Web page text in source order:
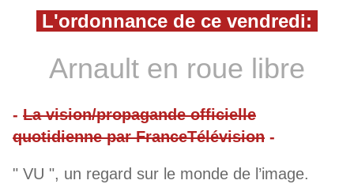
L'ordonnance de ce vendredi:
Arnault en roue libre
- La vision/propagande officielle
quotidienne par FranceTélévision -
" VU ", un regard sur le monde de l’image.